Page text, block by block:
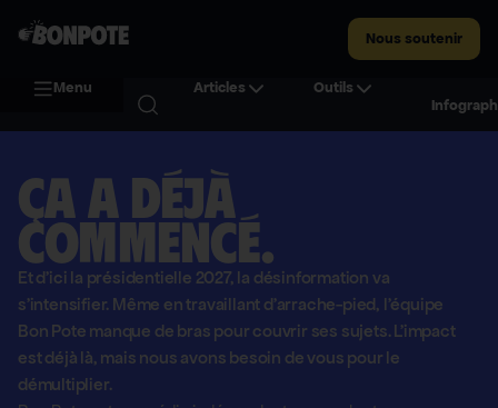
Nous soutenir
Menu Articles
Outils
Ça a déjà
commencé.
Et d'ici la présidentielle 2027, la désinformation va
s'intensifier. Même en travaillant d'arrache-pied, l'équipe
Bon Pote manque de bras pour couvrir ses sujets. L'impact
est déjà là, mais nous avons besoin de vous pour le
démultiplier.